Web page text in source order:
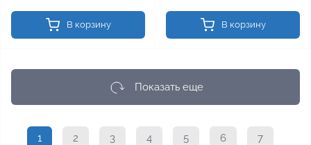
В корзину В корзину
Показать еще
1 2 3 4 5 6 7